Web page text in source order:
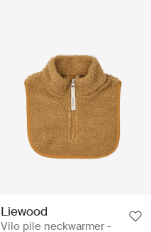
Liewood
Vilo pile neckwarmer -